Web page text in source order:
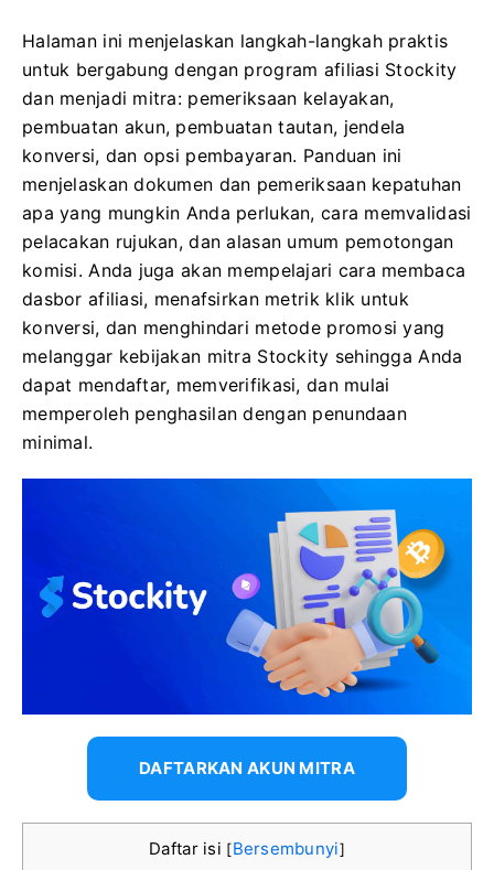
Halaman ini menjelaskan langkah-langkah praktis
untuk bergabung dengan program afiliasi Stockity
dan menjadi mitra: pemeriksaan kelayakan,
pembuatan akun, pembuatan tautan, jendela
konversi, dan opsi pembayaran. Panduan ini
menjelaskan dokumen dan pemeriksaan kepatuhan
apa yang mungkin Anda perlukan, cara memvalidasi
pelacakan rujukan, dan alasan umum pemotongan
komisi. Anda juga akan mempelajari cara membaca
dasbor afiliasi, menafsirkan metrik klik untuk
konversi, dan menghindari metode promosi yang
melanggar kebijakan mitra Stockity sehingga Anda
dapat mendaftar, memverifikasi, dan mulai
memperoleh penghasilan dengan penundaan
minimal.
DAFTARKAN AKUN MITRA
Daftar isi [Bersembunyi]